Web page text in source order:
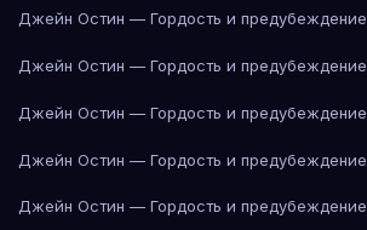
Джейн Остин — Гордость и предубеждение
Джейн Остин — Гордость и предубеждение
Джейн Остин — Гордость и предубеждение
Джейн Остин — Гордость и предубеждение
Джейн Остин — Гордость и предубеждение